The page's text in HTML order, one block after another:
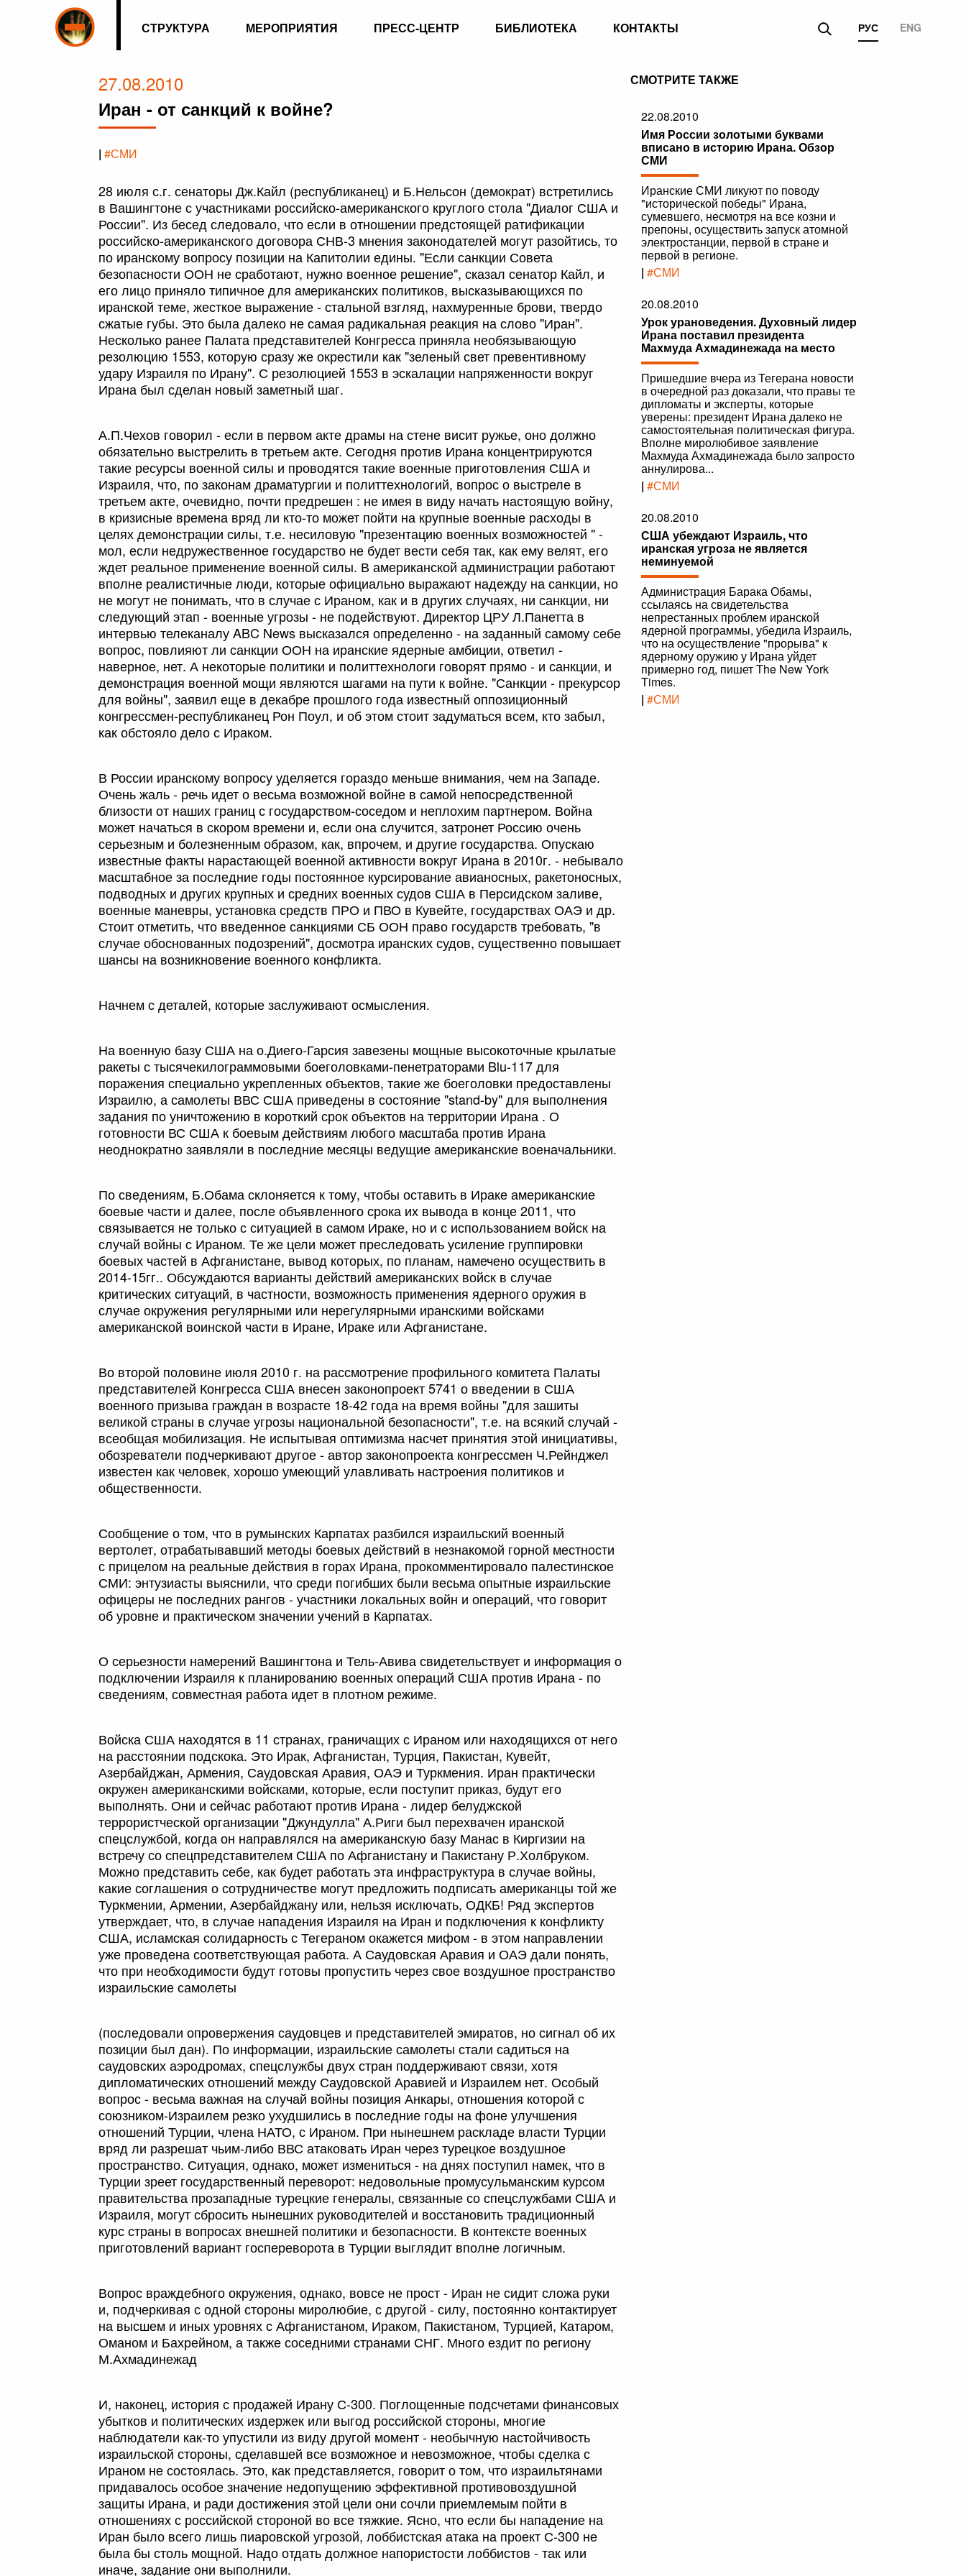
СТРУКТУРА МЕРОПРИЯТИЯ ПРЕСС-ЦЕНТР БИБЛИОТЕКА КОНТАКТЫ РУС ENG
27.08.2010
Иран - от санкций к войне?
| #СМИ
28 июля с.г. сенаторы Дж.Кайл (республиканец) и Б.Нельсон (демократ) встретились
в Вашингтоне с участниками российско-американского круглого стола "Диалог США и
России". Из бесед следовало, что если в отношении предстоящей ратификации
российско-американского договора СНВ-3 мнения законодателей могут разойтись, то
по иранскому вопросу позиции на Капитолии едины. "Если санкции Совета
безопасности ООН не сработают, нужно военное решение", сказал сенатор Кайл, и
его лицо приняло типичное для американских политиков, высказывающихся по
иранской теме, жесткое выражение - стальной взгляд, нахмуренные брови, твердо
сжатые губы. Это была далеко не самая радикальная реакция на слово "Иран".
Несколько ранее Палата представителей Конгресса приняла необязывающую
резолюцию 1553, которую сразу же окрестили как "зеленый свет превентивному
удару Израиля по Ирану". С резолюцией 1553 в эскалации напряженности вокруг
Ирана был сделан новый заметный шаг.
А.П.Чехов говорил - если в первом акте драмы на стене висит ружье, оно должно
обязательно выстрелить в третьем акте. Сегодня против Ирана концентрируются
такие ресурсы военной силы и проводятся такие военные приготовления США и
Израиля, что, по законам драматургии и политтехнологий, вопрос о выстреле в
третьем акте, очевидно, почти предрешен : не имея в виду начать настоящую войну,
в кризисные времена вряд ли кто-то может пойти на крупные военные расходы в
целях демонстрации силы, т.е. несиловую "презентацию военных возможностей " -
мол, если недружественное государство не будет вести себя так, как ему велят, его
ждет реальное применение военной силы. В американской администрации работают
вполне реалистичные люди, которые официально выражают надежду на санкции, но
не могут не понимать, что в случае с Ираном, как и в других случаях, ни санкции, ни
следующий этап - военные угрозы - не подействуют. Директор ЦРУ Л.Панетта в
интервью телеканалу ABC News высказался определенно - на заданный самому себе
вопрос, повлияют ли санкции ООН на иранские ядерные амбиции, ответил -
наверное, нет. А некоторые политики и политтехнологи говорят прямо - и санкции, и
демонстрация военной мощи являются шагами на пути к войне. "Санкции - прекурсор
для войны", заявил еще в декабре прошлого года известный оппозиционный
конгрессмен-республиканец Рон Поул, и об этом стоит задуматься всем, кто забыл,
как обстояло дело с Ираком.
В России иранскому вопросу уделяется гораздо меньше внимания, чем на Западе.
Очень жаль - речь идет о весьма возможной войне в самой непосредственной
близости от наших границ с государством-соседом и неплохим партнером. Война
может начаться в скором времени и, если она случится, затронет Россию очень
серьезным и болезненным образом, как, впрочем, и другие государства. Опускаю
известные факты нарастающей военной активности вокруг Ирана в 2010г. - небывало
масштабное за последние годы постоянное курсирование авианосных, ракетоносных,
подводных и других крупных и средних военных судов США в Персидском заливе,
военные маневры, установка средств ПРО и ПВО в Кувейте, государствах ОАЭ и др.
Стоит отметить, что введенное санкциями СБ ООН право государств требовать, "в
случае обоснованных подозрений", досмотра иранских судов, существенно повышает
шансы на возникновение военного конфликта.
Начнем с деталей, которые заслуживают осмысления.
На военную базу США на о.Диего-Гарсия завезены мощные высокоточные крылатые
ракеты с тысячекилограммовыми боеголовками-пенетраторами Blu-117 для
поражения специально укрепленных объектов, такие же боеголовки предоставлены
Израилю, а самолеты ВВС США приведены в состояние "stand-by" для выполнения
задания по уничтожению в короткий срок объектов на территории Ирана . О
готовности ВС США к боевым действиям любого масштаба против Ирана
неоднократно заявляли в последние месяцы ведущие американские военачальники.
По сведениям, Б.Обама склоняется к тому, чтобы оставить в Ираке американские
боевые части и далее, после объявленного срока их вывода в конце 2011, что
связывается не только с ситуацией в самом Ираке, но и с использованием войск на
случай войны с Ираном. Те же цели может преследовать усиление группировки
боевых частей в Афганистане, вывод которых, по планам, намечено осуществить в
2014-15гг.. Обсуждаются варианты действий американских войск в случае
критических ситуаций, в частности, возможность применения ядерного оружия в
случае окружения регулярными или нерегулярными иранскими войсками
американской воинской части в Иране, Ираке или Афганистане.
Во второй половине июля 2010 г. на рассмотрение профильного комитета Палаты
представителей Конгресса США внесен законопроект 5741 о введении в США
военного призыва граждан в возрасте 18-42 года на время войны "для зашиты
великой страны в случае угрозы национальной безопасности", т.е. на всякий случай -
всеобщая мобилизация. Не испытывая оптимизма насчет принятия этой инициативы,
обозреватели подчеркивают другое - автор законопроекта конгрессмен Ч.Рейнджел
известен как человек, хорошо умеющий улавливать настроения политиков и
общественности.
Сообщение о том, что в румынских Карпатах разбился израильский военный
вертолет, отрабатывавший методы боевых действий в незнакомой горной местности
с прицелом на реальные действия в горах Ирана, прокомментировало палестинское
СМИ: энтузиасты выяснили, что среди погибших были весьма опытные израильские
офицеры не последних рангов - участники локальных войн и операций, что говорит
об уровне и практическом значении учений в Карпатах.
О серьезности намерений Вашингтона и Тель-Авива свидетельствует и информация о
подключении Израиля к планированию военных операций США против Ирана - по
сведениям, совместная работа идет в плотном режиме.
Войска США находятся в 11 странах, граничащих с Ираном или находящихся от него
на расстоянии подскока. Это Ирак, Афганистан, Турция, Пакистан, Кувейт,
Азербайджан, Армения, Саудовская Аравия, ОАЭ и Туркмения. Иран практически
окружен американскими войсками, которые, если поступит приказ, будут его
выполнять. Они и сейчас работают против Ирана - лидер белуджской
террористческой организации "Джундулла" А.Риги был перехвачен иранской
спецслужбой, когда он направлялся на американскую базу Манас в Киргизии на
встречу со спецпредставителем США по Афганистану и Пакистану Р.Холбруком.
Можно представить себе, как будет работать эта инфраструктура в случае войны,
какие соглашения о сотрудничестве могут предложить подписать американцы той же
Туркмении, Армении, Азербайджану или, нельзя исключать, ОДКБ! Ряд экспертов
утверждает, что, в случае нападения Израиля на Иран и подключения к конфликту
США, исламская солидарность с Тегераном окажется мифом - в этом направлении
уже проведена соответствующая работа. А Саудовская Аравия и ОАЭ дали понять,
что при необходимости будут готовы пропустить через свое воздушное пространство
израильские самолеты
(последовали опровержения саудовцев и представителей эмиратов, но сигнал об их
позиции был дан). По информации, израильские самолеты стали садиться на
саудовских аэродромах, спецслужбы двух стран поддерживают связи, хотя
дипломатических отношений между Саудовской Аравией и Израилем нет. Особый
вопрос - весьма важная на случай войны позиция Анкары, отношения которой с
союзником-Израилем резко ухудшились в последние годы на фоне улучшения
отношений Турции, члена НАТО, с Ираном. При нынешнем раскладе власти Турции
вряд ли разрешат чьим-либо ВВС атаковать Иран через турецкое воздушное
пространство. Ситуация, однако, может измениться - на днях поступил намек, что в
Турции зреет государственный переворот: недовольные промусульманским курсом
правительства прозападные турецкие генералы, связанные со спецслужбами США и
Израиля, могут сбросить нынешних руководителей и восстановить традиционный
курс страны в вопросах внешней политики и безопасности. В контексте военных
приготовлений вариант госпереворота в Турции выглядит вполне логичным.
Вопрос враждебного окружения, однако, вовсе не прост - Иран не сидит сложа руки
и, подчеркивая с одной стороны миролюбие, с другой - силу, постоянно контактирует
на высшем и иных уровнях с Афганистаном, Ираком, Пакистаном, Турцией, Катаром,
Оманом и Бахрейном, а также соседними странами СНГ. Много ездит по региону
М.Ахмадинежад
И, наконец, история с продажей Ирану С-300. Поглощенные подсчетами финансовых
убытков и политических издержек или выгод российской стороны, многие
наблюдатели как-то упустили из виду другой момент - необычную настойчивость
израильской стороны, сделавшей все возможное и невозможное, чтобы сделка с
Ираном не состоялась. Это, как представляется, говорит о том, что израильтянами
придавалось особое значение недопущению эффективной противовоздушной
защиты Ирана, и ради достижения этой цели они сочли приемлемым пойти в
отношениях с российской стороной во все тяжкие. Ясно, что если бы нападение на
Иран было всего лишь пиаровской угрозой, лоббистская атака на проект С-300 не
была бы столь мощной. Надо отдать должное напористости лоббистов - так или
иначе, задание они выполнили.
СМОТРИТЕ ТАКЖЕ
22.08.2010
Имя России золотыми буквами
вписано в историю Ирана. Обзор
СМИ
Иранские СМИ ликуют по поводу
"исторической победы" Ирана,
сумевшего, несмотря на все козни и
препоны, осуществить запуск атомной
электростанции, первой в стране и
первой в регионе.
| #СМИ
20.08.2010
Урок урановедения. Духовный лидер
Ирана поставил президента
Махмуда Ахмадинежада на место
Пришедшие вчера из Тегерана новости
в очередной раз доказали, что правы те
дипломаты и эксперты, которые
уверены: президент Ирана далеко не
самостоятельная политическая фигура.
Вполне миролюбивое заявление
Махмуда Ахмадинежада было запросто
аннулирова...
| #СМИ
20.08.2010
США убеждают Израиль, что
иранская угроза не является
неминуемой
Администрация Барака Обамы,
ссылаясь на свидетельства
непрестанных проблем иранской
ядерной программы, убедила Израиль,
что на осуществление "прорыва" к
ядерному оружию у Ирана уйдет
примерно год, пишет The New York
Times.
| #СМИ